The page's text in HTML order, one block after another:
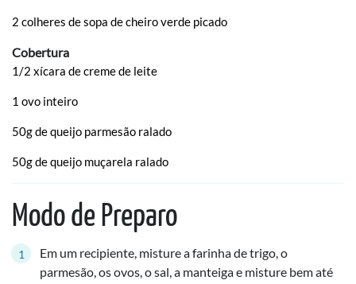
2 colheres de sopa de cheiro verde picado
Cobertura
1/2 xícara de creme de leite
1 ovo inteiro
50g de queijo parmesão ralado
50g de queijo muçarela ralado
Modo de Preparo
Em um recipiente, misture a farinha de trigo, o
parmesão, os ovos, o sal, a manteiga e misture bem até